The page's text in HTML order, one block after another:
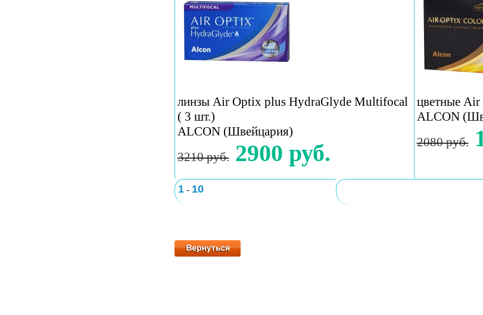
линзы Air Optix plus HydraGlyde Multifocal
( 3 шт.)
ALCON (Швейцария)
3210 руб. 2900 руб.
цветные
ALCON
2080 руб.
1- 10